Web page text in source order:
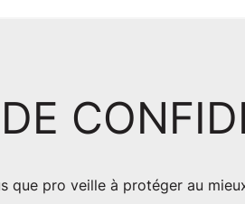
que pro veille à protéger au